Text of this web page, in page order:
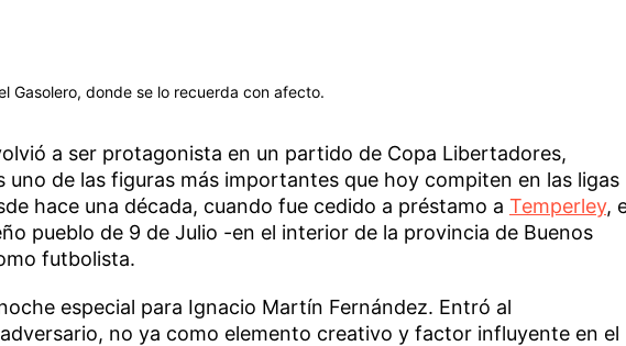
Gasolero, donde se lo recuerda con afecto.
a ser protagonista en un partido de Copa Libertadores,
uno de las figuras más importantes que hoy compiten en las ligas
hace una década, cuando fue cedido a préstamo a Temperley,
pueblo de 9 de Julio -en el interior de la provincia de Buenos
futbolista.
especial para Ignacio Martín Fernández. Entró al
no ya como elemento creativo y factor influyente en el